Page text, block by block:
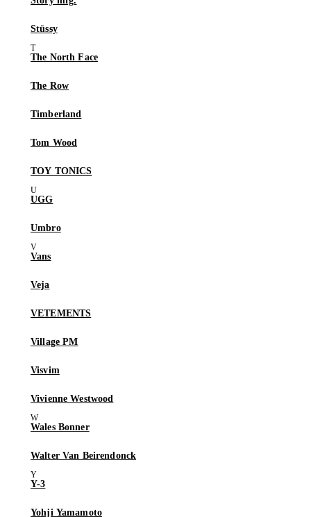
Stüssy
The North Face
The Row
Timberland
Tom Wood
TOY TONICS
UGG
Umbro
Vans
Veja
VETEMENTS
Village PM
Visvim
Vivienne Westwood
Wales Bonner
Walter Van Beirendonck
Y-3
Yohji Yamamoto